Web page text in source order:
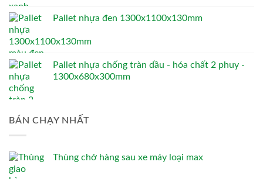
Pallet nhựa đen 1300x1100x130mm
Pallet nhựa chống tràn dầu - hóa chất 2 phuy -
1300x680x300mm
BÁN CHẠY NHẤT
Thùng chở hàng sau xe máy loại max